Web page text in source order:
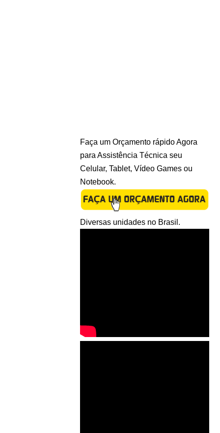
Faça um Orçamento rápido Agora
para Assistência Técnica seu
Celular, Tablet, Vídeo Games ou
Notebook.
Diversas unidades no Brasil.